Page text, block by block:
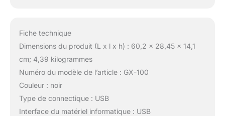
Fiche technique
Dimensions du produit (L x l x h) : 60,2 x 28,45 x 14,1
cm; 4,39 kilogrammes
Numéro du modèle de l’article : GX-100
Couleur : noir
Type de connectique : USB
Interface du matériel informatique : USB